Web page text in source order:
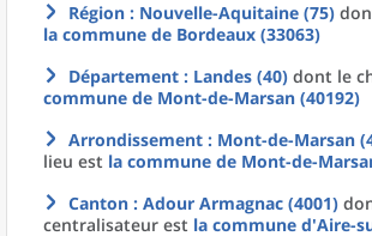
Région : Nouvelle-Aquitaine (75)
la commune de Bordeaux (33063)
Département : Landes (40) dont le
commune de Mont-de-Marsan (40192)
Arrondissement : Mont-de-Marsan
lieu est la commune de Mont-de-
Canton : Adour Armagnac (4001)
centralisateur est la commune d'Aire-